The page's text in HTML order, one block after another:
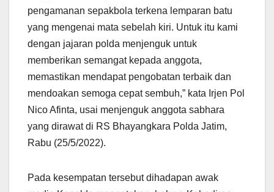
pengamanan sepakbola terkena lemparan batu
yang mengenai mata sebelah kiri. Untuk itu kami
dengan jajaran polda menjenguk untuk
memberikan semangat kepada anggota,
memastikan mendapat pengobatan terbaik dan
mendoakan semoga cepat sembuh,” kata Irjen Pol
Nico Afinta, usai menjenguk anggota sabhara
yang dirawat di RS Bhayangkara Polda Jatim,
Rabu (25/5/2022).
Pada kesempatan tersebut dihadapan awak